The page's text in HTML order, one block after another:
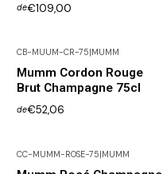
de€109,00
CB-MUUM-CR-75 MUMM
Mumm Cordon Rouge
Brut Champagne 75cl
de€52,06
CC-MUMM-ROSE-75|MUMM